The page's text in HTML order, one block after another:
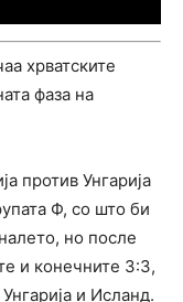
хрватските
фаза на
против Унгарија
Ф, со што би
но после
и конечните 3:3,
и Исланд.